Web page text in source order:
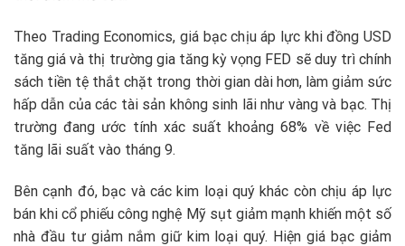
Theo Trading Economics, giá bạc chịu áp lực khi đồng USD
tăng giá và thị trường gia tăng kỳ vọng FED sẽ duy trì chính
sách tiền tệ thắt chặt trong thời gian dài hơn, làm giảm sức
hấp dẫn của các tài sản không sinh lãi như vàng và bạc. Thị
trường đang ước tính xác suất khoảng 68% về việc Fed
tăng lãi suất vào tháng 9.
Bên cạnh đó, bạc và các kim loại quý khác còn chịu áp lực
bán khi cổ phiếu công nghệ Mỹ sụt giảm mạnh khiến một số
nhà đầu tư giảm nắm giữ kim loại quý. Hiện giá bạc giảm